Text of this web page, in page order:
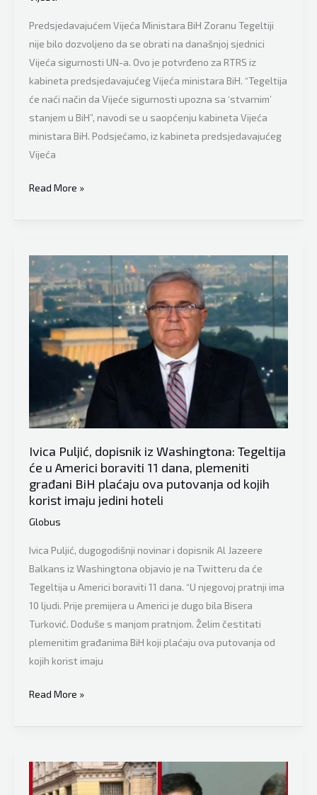
Predsjedavajućem Vijeća Ministara BiH Zoranu Tegeltiji
nije bilo dozvoljeno da se obrati na današnjoj sjednici
Vijeća sigurnosti UN-a. Ovo je potvrđeno za RTRS iz
kabineta predsjedavajućeg Vijeća ministara BiH. “Tegeltija
će naći način da Vijeće sigurnosti upozna sa ‘stvarnim’
stanjem u BiH”, navodi se u saopćenju kabineta Vijeća
ministara BiH. Podsjećamo, iz kabineta predsjedavajućeg
Vijeća
NOVA
Milorad
ga
“džaba
slao”:
Zoranu
Tegeltiji
nije
govori
pred
Vijećem
sigurnosti
UN-
a
Read More »
Ivica Puljić, dopisnik iz Washingtona: Tegeltija
će u Americi boraviti 11 dana, plemeniti
građani BiH plaćaju ova putovanja od kojih
korist imaju jedini hoteli
Globus
Ivica Puljić, dugogodišnji novinar i dopisnik Al Jazeere
Balkans iz Washingtona objavio je na Twitteru da će
Tegeltija u Americi boraviti 11 dana. “U njegovoj pratnji ima
10 ljudi. Prije premijera u Americi je dugo bila Bisera
Turković. Doduše s manjom pratnjom. Želim čestitati
plemenitim građanima BiH koji plaćaju ova putovanja od
kojih korist imaju
Ivica
dopisnik
Washingtona:
Tegeltija
Read More »